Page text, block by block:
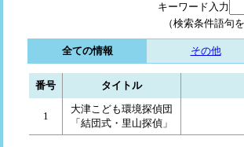
キーワード入力
（検索条件語句
全ての情報 その他
番号 タイトル
1
大津こども環境探偵団
「結団式・里山探偵」